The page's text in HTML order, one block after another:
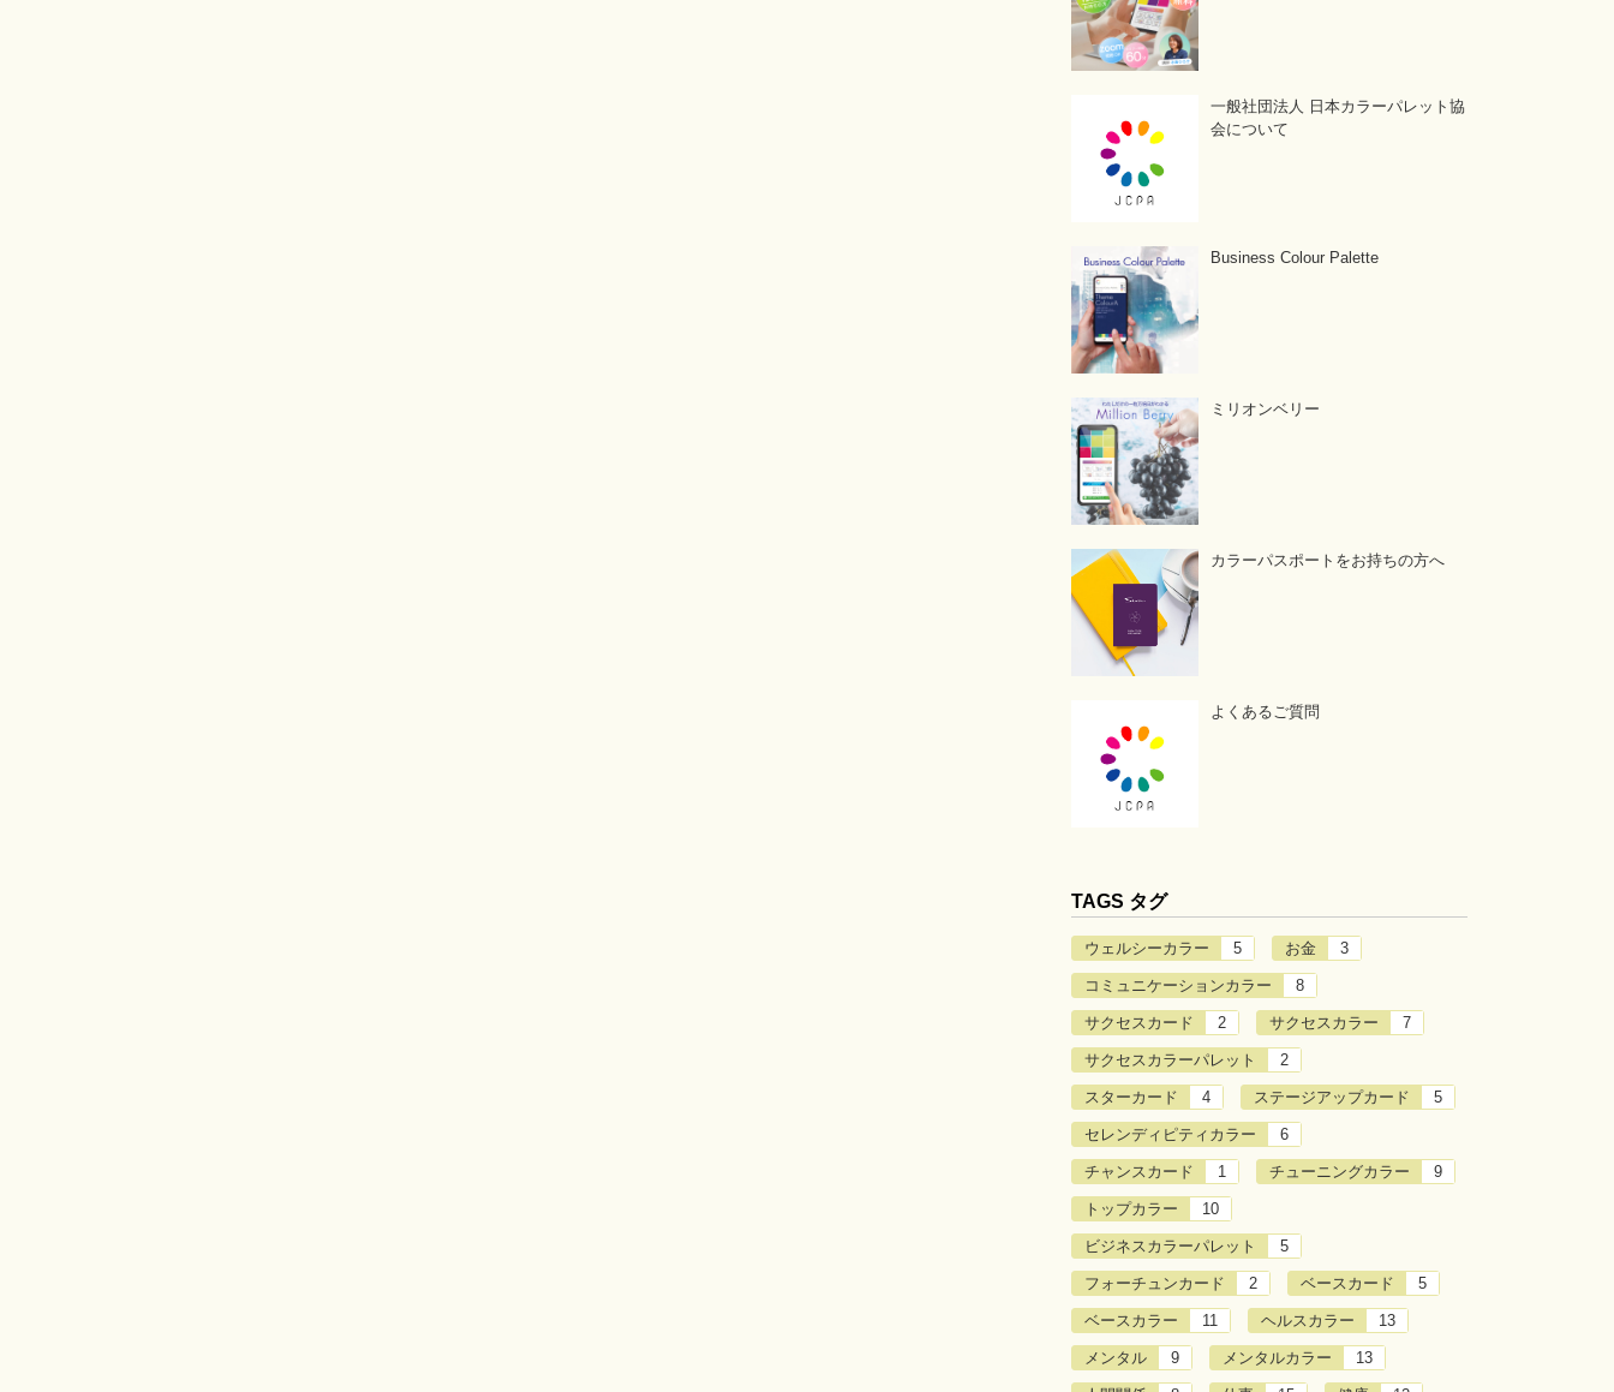
一般社団法人 日本カラーパレット協
会について
Business Colour Palette
ミリオンベリー
カラーパスポートをお持ちの方へ
よくあるご質問
TAGS タグ
ウェルシーカラー 5 お金 3
コミュニケーションカラー 8
サクセスカード 2 サクセスカラー 7
サクセスカラーパレット 2
スターカード 4 ステージアップカード 5
セレンディピティカラー 6
チャンスカード 1 チューニングカラー 9
トップカラー 10
ビジネスカラーパレット 5
フォーチュンカード 2 ベースカード 5
ベースカラー 11 ヘルスカラー 13
メンタル 9 メンタルカラー 13